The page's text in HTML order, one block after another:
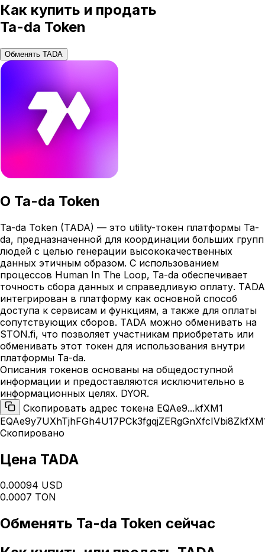
Как купить и продать
Ta-da Token
Обменять TADA
О Ta-da Token
Ta-da Token (TADA) — это utility-токен платформы Ta-
da, предназначенной для координации больших групп
людей с целью генерации высококачественных
данных этичным образом. С использованием
процессов Human In The Loop, Ta-da обеспечивает
точность сбора данных и справедливую оплату. TADA
интегрирован в платформу как основной способ
доступа к сервисам и функциям, а также для оплаты
сопутствующих сборов. TADA можно обменивать на
STON.fi, что позволяет участникам приобретать или
обменивать этот токен для использования внутри
платформы Ta-da.
Описания токенов основаны на общедоступной
информации и предоставляются исключительно в
информационных целях. DYOR.
Скопировать адрес токена EQAe9...kfXM1
Скопировано
Цена TADA
0.00094 USD
0.0007 TON
Обменять Ta-da Token сейчас